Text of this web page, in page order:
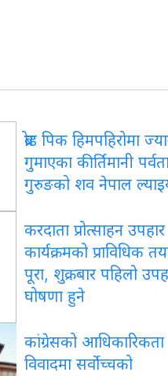
ब्रोडपिक हिमपहिरोमा
गुमाएका कीर्तिमानी
गुरुङको शव नेपाल
करदाताप्रोत्साहन उपहार
कार्यक्रमको प्राविधिक
पूरा, शुक्रबार पहिलो
घोषणा हुने
कांग्रेसको आधिकारिकता
विवादमा सर्वोच्चको